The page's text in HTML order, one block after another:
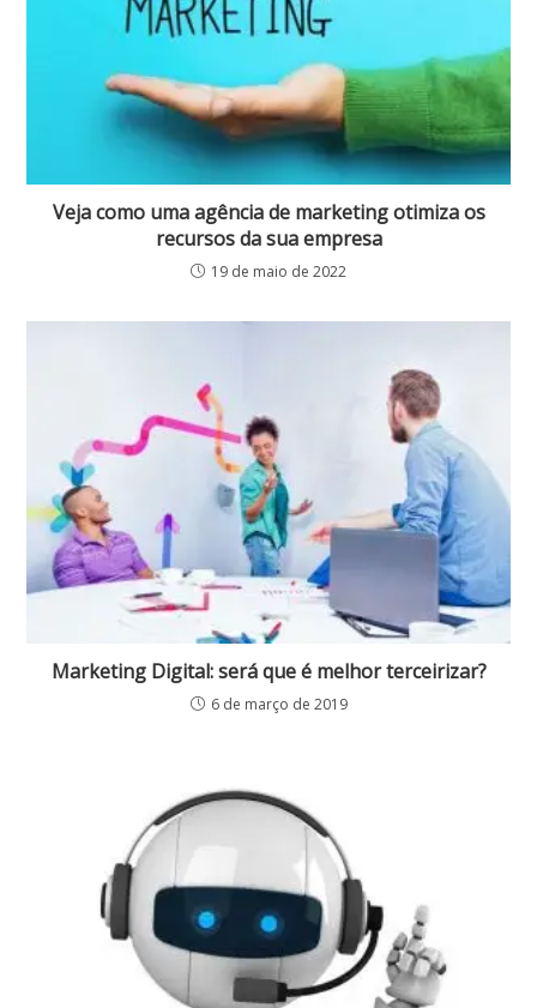
Veja como uma agência de marketing otimiza os
recursos da sua empresa
19 de maio de 2022
Marketing Digital: será que é melhor terceirizar?
6 de março de 2019